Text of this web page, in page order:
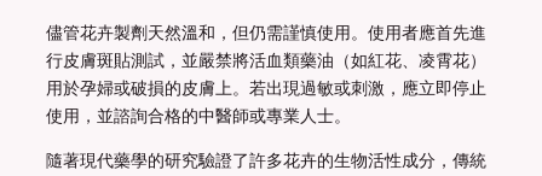
儘管花卉製劑天然溫和，但仍需謹慎使用。使用者應首先進
行皮膚斑貼測試，並嚴禁將活血類藥油（如紅花、凌霄花）
用於孕婦或破損的皮膚上。若出現過敏或刺激，應立即停止
使用，並諮詢合格的中醫師或專業人士。
隨著現代藥學的研究驗證了許多花卉的生物活性成分，傳統